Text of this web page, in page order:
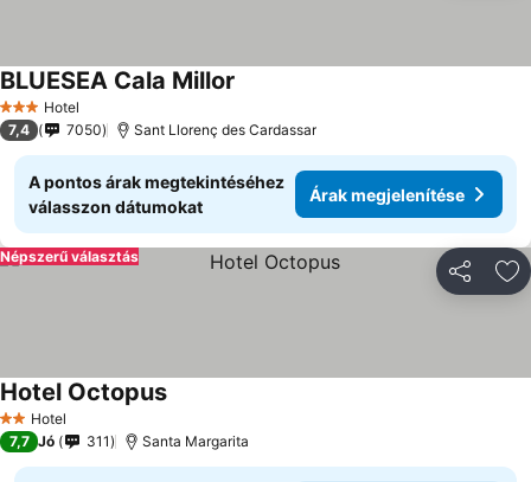
3 Kategória
Hotel
BLUESEA Cala Millor
7,4 7050 Sant Llorenç des Cardassar
A pontos árak megtekintéséhez
válasszon dátumokat
Árak megjelenítése
Népszerű választás
2 Kategória
Hotel
Hotel Octopus
7,7 Jó 311 Santa Margarita